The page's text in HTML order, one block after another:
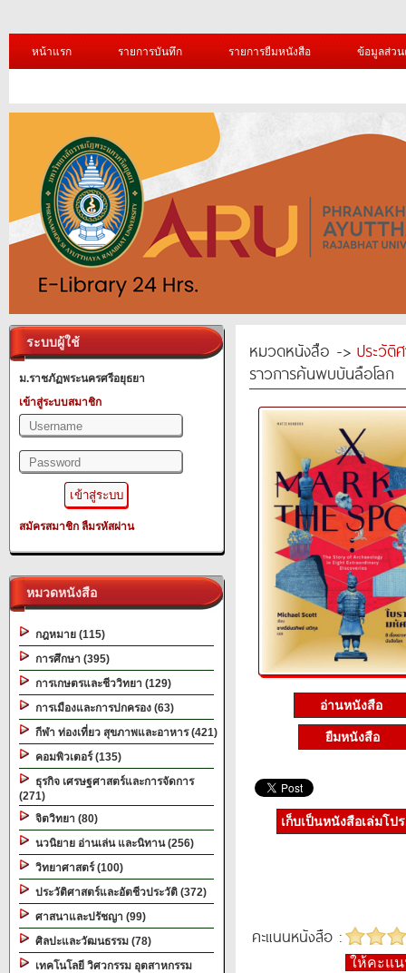
หน้าแรก รายการบันทึก รายการยืมหนังสือ ข้อมูลส่ว
ระบบผู้ใช้
ม.ราชภัฏพระนครศรีอยุธยา
เข้าสู่ระบบสมาชิก
สมัครสมาชิก ลืมรหัสผ่าน
หมวดหนังสือ
กฎหมาย (115)
การศึกษา (395)
การเกษตรและชีววิทยา (129)
การเมืองและการปกครอง (63)
กีฬา ท่องเที่ยว สุขภาพและอาหาร (421)
คอมพิวเตอร์ (135)
ธุรกิจ เศรษฐศาสตร์และการจัดการ
(271)
จิตวิทยา (80)
นวนิยาย อ่านเล่น และนิทาน (256)
วิทยาศาสตร์ (100)
ประวัติศาสตร์และอัตชีวประวัติ (372)
ศาสนาและปรัชญา (99)
ศิลปะและวัฒนธรรม (78)
เทคโนโลยี วิศวกรรม อุตสาหกรรม
หมวดหนังสือ -> ประวัติ
ราวการค้นพบบันลือโลก
อ่านหนังสือ
ยืมหนังสือ
เก็บเป็นหนังสือเล่มโป
คะแนนหนังสือ :
ให้คะแ